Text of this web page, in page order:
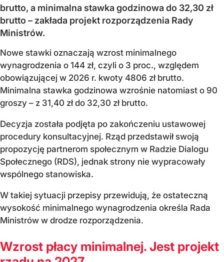
brutto, a minimalna stawka godzinowa do 32,30 zł
brutto – zakłada projekt rozporządzenia Rady
Ministrów.
Nowe stawki oznaczają wzrost minimalnego
wynagrodzenia o 144 zł, czyli o 3 proc., względem
obowiązującej w 2026 r. kwoty 4806 zł brutto.
Minimalna stawka godzinowa wzrośnie natomiast o 90
groszy – z 31,40 zł do 32,30 zł brutto.
Decyzja została podjęta po zakończeniu ustawowej
procedury konsultacyjnej. Rząd przedstawił swoją
propozycję partnerom społecznym w Radzie Dialogu
Społecznego (RDS), jednak strony nie wypracowały
wspólnego stanowiska.
W takiej sytuacji przepisy przewidują, że ostateczną
wysokość minimalnego wynagrodzenia określa Rada
Ministrów w drodze rozporządzenia.
Wzrost płacy minimalnej. Jest projekt